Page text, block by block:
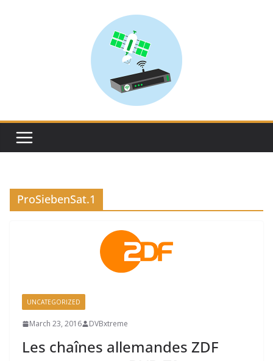
ProSiebenSat.1
UNCATEGORIZED
March 23, 2016 DVBxtreme
Les chaînes allemandes ZDF